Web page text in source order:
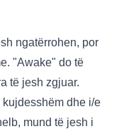
ngatërrohen, por
"Awake" do të
të jesh zgjuar.
kujdesshëm dhe i/e
mund të jesh i